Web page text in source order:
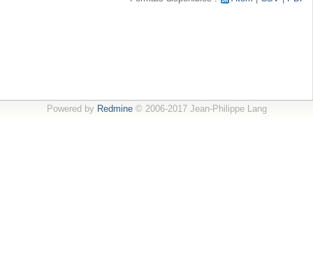
Powered by Redmine© 2006-2017 Jean-Philippe Lang